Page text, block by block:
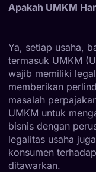
Apakah UMKM
Ya, setiap usaha,
termasuk UMKM
wajib memiliki
memberikan
masalah
UMKM untuk
bisnis dengan
legalitas usaha
konsumen
ditawarkan.